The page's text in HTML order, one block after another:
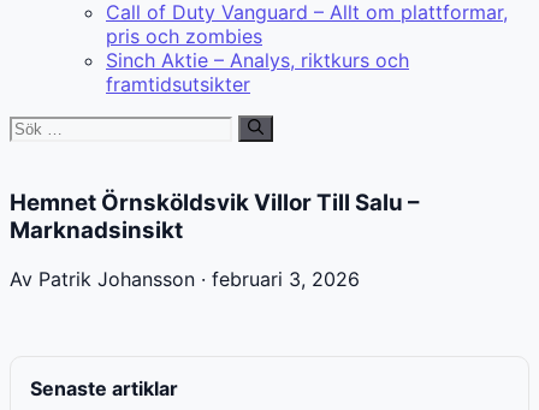
Call of Duty Vanguard – Allt om plattformar,
pris och zombies
Sinch Aktie – Analys, riktkurs och
framtidsutsikter
Sök
Hemnet Örnsköldsvik Villor Till Salu –
Marknadsinsikt
Av Patrik Johansson · februari 3, 2026
Senaste artiklar